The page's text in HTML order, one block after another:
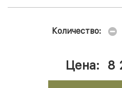
Количество:
Цена: 8